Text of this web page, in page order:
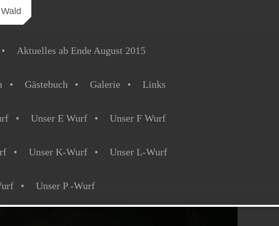
Aktuelles ab Ende August 2015
Gästebuch Galerie Links
Unser E Wurf Unser F Wurf
Unser K-Wurf Unser L-Wurf
Unser P -Wurf